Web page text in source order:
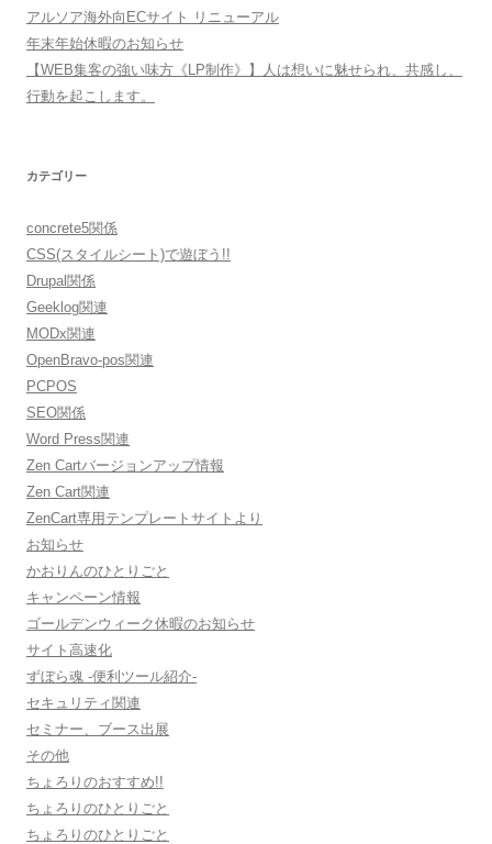
アルソア海外向ECサイト リニューアル
年末年始休暇のお知らせ
【WEB集客の強い味方《LP制作》】人は想いに魅せられ、共感し、
行動を起こします。
カテゴリー
concrete5関係
CSS(スタイルシート)で遊ぼう!!
Drupal関係
Geeklog関連
MODx関連
OpenBravo-pos関連
PCPOS
SEO関係
Word Press関連
Zen Cartバージョンアップ情報
Zen Cart関連
ZenCart専用テンプレートサイトより
お知らせ
かおりんのひとりごと
キャンペーン情報
ゴールデンウィーク休暇のお知らせ
サイト高速化
ずぼら魂 -便利ツール紹介-
セキュリティ関連
セミナー、ブース出展
その他
ちょろりのおすすめ!!
ちょろりのひとりごと
ちょろりのひとりごと